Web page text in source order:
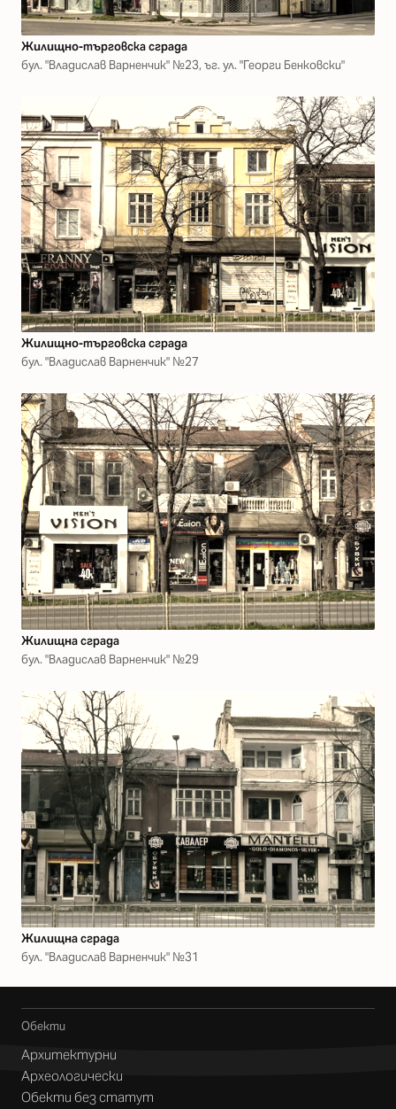
Жилищно-търговска сграда
бул. "Владислав Варненчик" №23, ъг. ул. "Георги Бенковски"
Жилищно-търговска сграда
бул. "Владислав Варненчик" №27
Жилищна сграда
бул. "Владислав Варненчик" №29
Жилищна сграда
бул. "Владислав Варненчик" №31
Обекти
Архитектурни
Археологически
Обекти без статут